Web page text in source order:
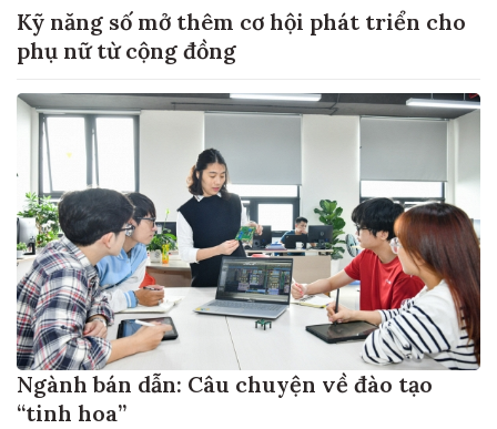
Kỹ năng số mở thêm cơ hội phát triển cho
phụ nữ từ cộng đồng
Ngành bán dẫn: Câu chuyện về đào tạo
“tinh hoa”